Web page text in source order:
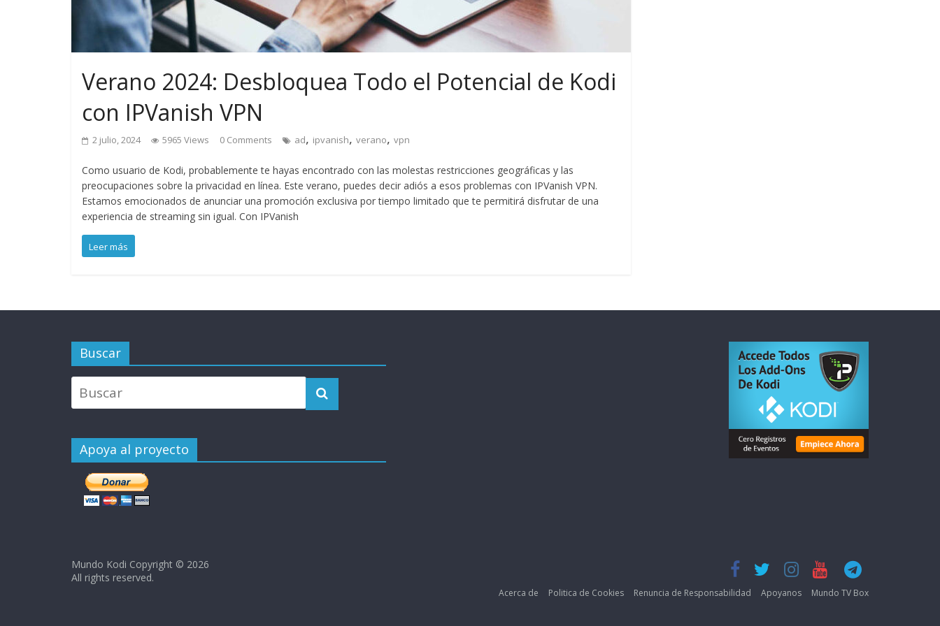
Verano 2024: Desbloquea Todo el Potencial de Kodi
con IPVanish VPN
2 julio, 2024 5965 Views 0 Comments ad, ipvanish, verano, vpn
Como usuario de Kodi, probablemente te hayas encontrado con las molestas restricciones geográficas y las
preocupaciones sobre la privacidad en línea. Este verano, puedes decir adiós a esos problemas con IPVanish VPN.
Estamos emocionados de anunciar una promoción exclusiva por tiempo limitado que te permitirá disfrutar de una
experiencia de streaming sin igual. Con IPVanish
Leer más
Buscar
Apoya al proyecto
Acerca de Politica de Cookies Renuncia de Responsabilidad Apoyanos Mundo TV Box
Mundo Kodi Copyright © 2026
All rights reserved.